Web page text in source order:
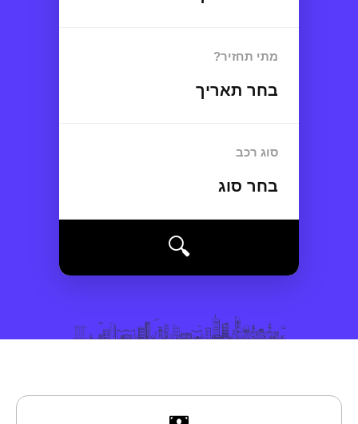
מתי תחזיר?
בחר תאריך
סוג רכב
בחר סוג
🔍